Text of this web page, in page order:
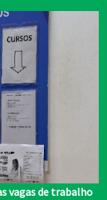
vagas de trabalho